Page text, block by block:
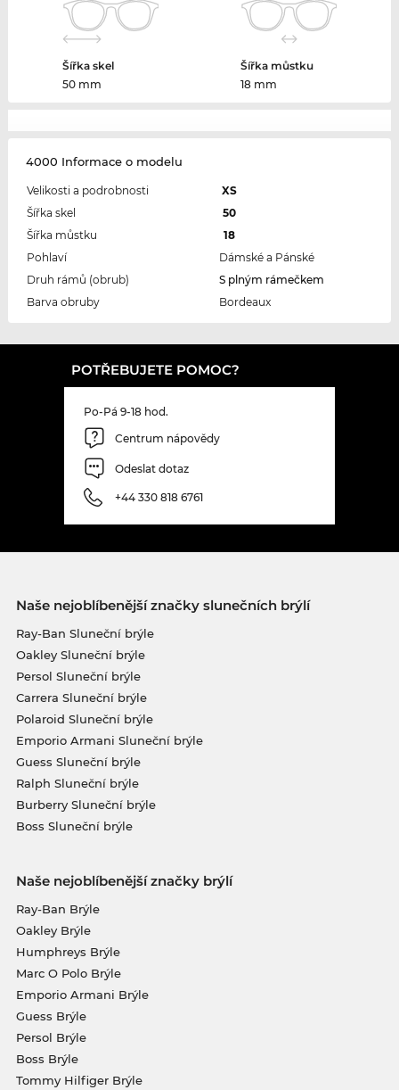
Šířka skel
50 mm
Šířka můstku
18 mm
4000 Informace o modelu
Velikosti a podrobnosti
XS
Šířka skel
50
Šířka můstku
18
Pohlaví
Dámské a Pánské
Druh rámů (obrub)
S plným rámečkem
Barva obruby
Bordeaux
POTŘEBUJETE POMOC?
Po-Pá 9-18 hod.
Centrum nápovědy
Odeslat dotaz
+44 330 818 6761
Naše nejoblíbenější značky slunečních brýlí
Ray-Ban Sluneční brýle
Oakley Sluneční brýle
Persol Sluneční brýle
Carrera Sluneční brýle
Polaroid Sluneční brýle
Emporio Armani Sluneční brýle
Guess Sluneční brýle
Ralph Sluneční brýle
Burberry Sluneční brýle
Boss Sluneční brýle
Naše nejoblíbenější značky brýlí
Ray-Ban Brýle
Oakley Brýle
Humphreys Brýle
Marc O Polo Brýle
Emporio Armani Brýle
Guess Brýle
Persol Brýle
Boss Brýle
Tommy Hilfiger Brýle